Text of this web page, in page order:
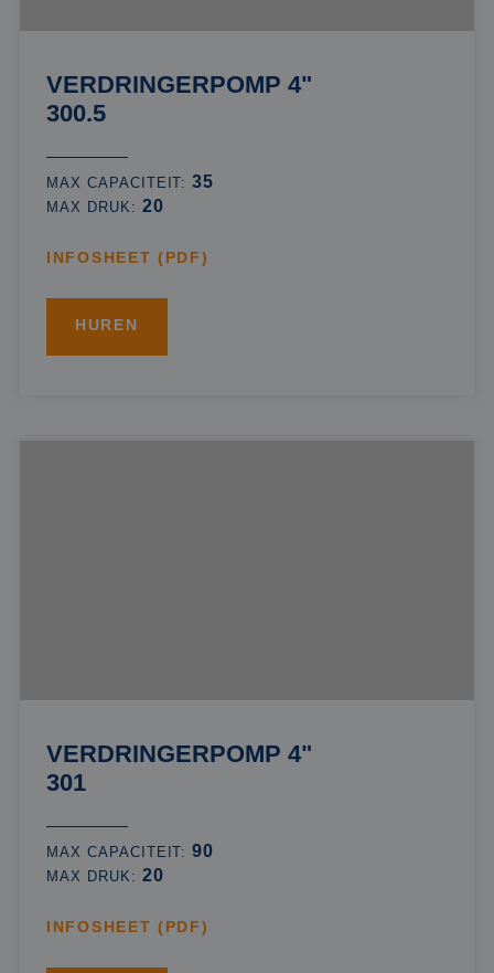
VERDRINGERPOMP 4"
300.5
MAX CAPACITEIT:35
MAX DRUK: 20
INFOSHEET (PDF)
HUREN
VERDRINGERPOMP 4"
301
MAX CAPACITEIT:90
MAX DRUK: 20
INFOSHEET (PDF)